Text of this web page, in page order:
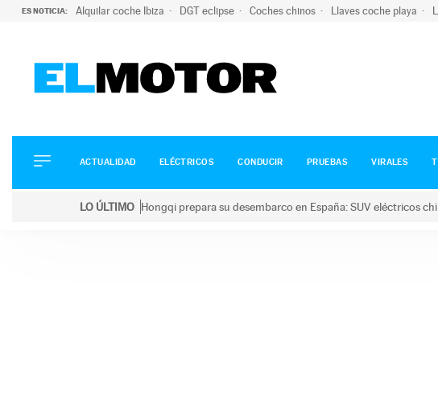
ES NOTICIA: Alquilar coche Ibiza DGT eclipse Coches chinos Llaves coche playa
ELÉCTRICOS
CONDUCIR
ACTUALIDAD ELÉCTRICOS CONDUCIR PRUEBAS VIRALES
LO ÚLTIMO Hongqi prepara su desembarco en España: SUV eléctricos